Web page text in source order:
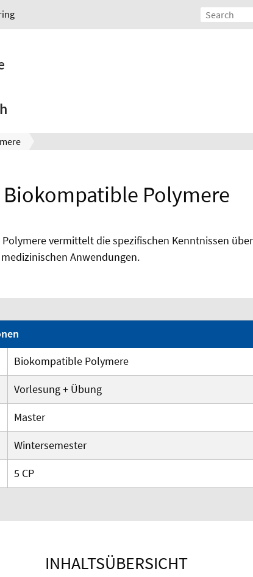
Biokompatible Polymere
vermittelt die spezifischen Kenntnissen
Anwendungen.
Biokompatible Polymere
Vorlesung + Übung
Master
Wintersemester
5 CP
INHALTSÜBERSICHT